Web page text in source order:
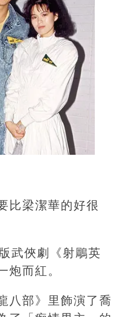
比梁潔華的好很
武俠劇《射鵰英
炮而紅。
八部》里飾演了喬